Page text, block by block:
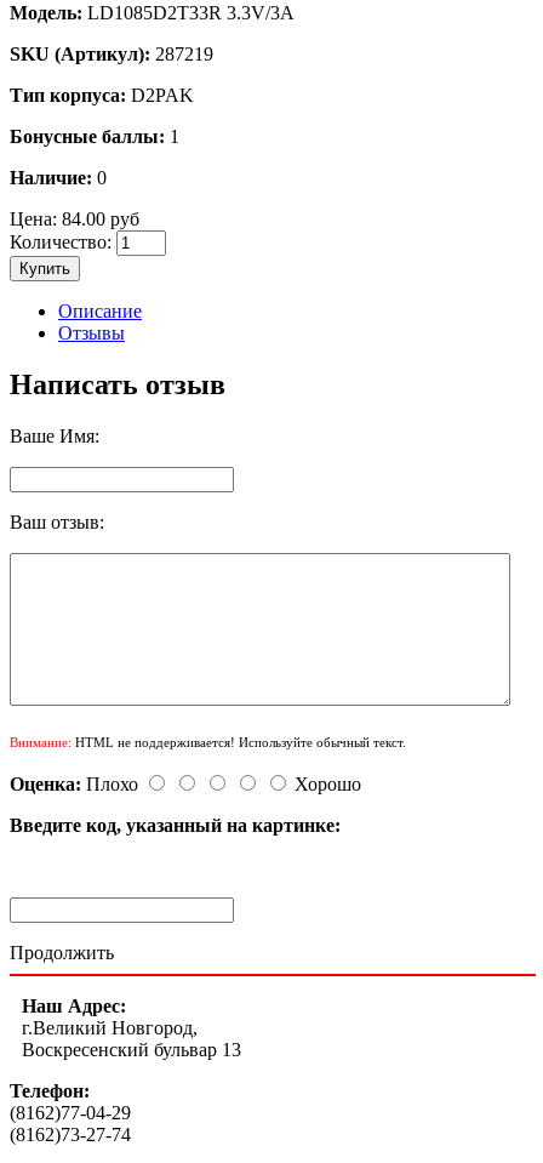
Модель: LD1085D2T33R 3.3V/3A
SKU (Артикул): 287219
Тип корпуса: D2PAK
Бонусные баллы: 1
Наличие: 0
Цена: 84.00 руб
Количество:
Купить
Описание
Отзывы
Написать отзыв
Ваше Имя:
Ваш отзыв:
Внимание: HTML не поддерживается! Используйте обычный текст.
Оценка: Плохо
Хорошо
Введите код, указанный на картинке:
Продолжить
Наш Адрес:
г.Великий Новгород,
Воскресенский бульвар 13
Телефон:
(8162)77-04-29
(8162)73-27-74